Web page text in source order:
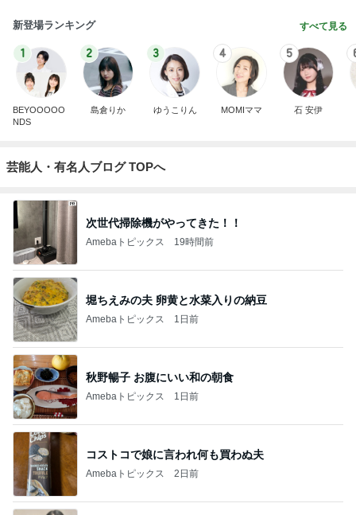
新登場ランキング すべて見る
1
BEYOOOOO
NDS
2
島倉りか
3
ゆうこりん
4
MOMIママ
5
石 安伊
芸能人・有名人ブログ TOPへ
次世代掃除機がやってきた！！
Amebaトピックス 19時間前
堀ちえみの夫 卵黄と水菜入りの納豆
Amebaトピックス 1日前
秋野暢子 お腹にいい和の朝食
Amebaトピックス 1日前
コストコで娘に言われ何も買わぬ夫
Amebaトピックス 2日前